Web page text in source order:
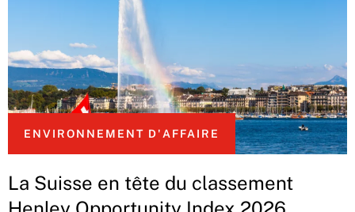
ENVIRONNEMENT D'AFFAIRE
La Suisse en tête du classement